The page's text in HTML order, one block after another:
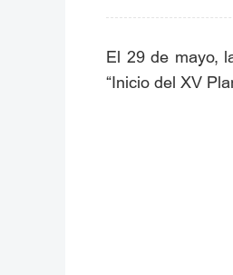
El 29 de mayo,
“Inicio del XV